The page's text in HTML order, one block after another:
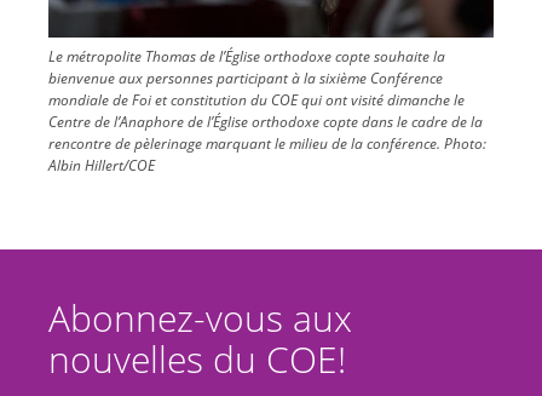
Le métropolite Thomas de l’Église orthodoxe copte souhaite la
bienvenue aux personnes participant à la sixième Conférence
mondiale de Foi et constitution du COE qui ont visité dimanche le
Centre de l’Anaphore de l’Église orthodoxe copte dans le cadre de la
rencontre de pèlerinage marquant le milieu de la conférence. Photo:
Albin Hillert/COE
Abonnez-vous aux
nouvelles du COE!